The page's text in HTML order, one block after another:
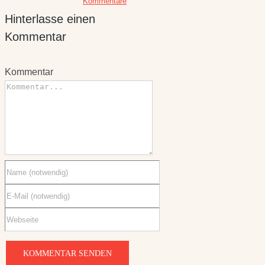
Kommentar
Diese Website verwendet